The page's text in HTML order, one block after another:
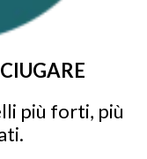
più forti, più